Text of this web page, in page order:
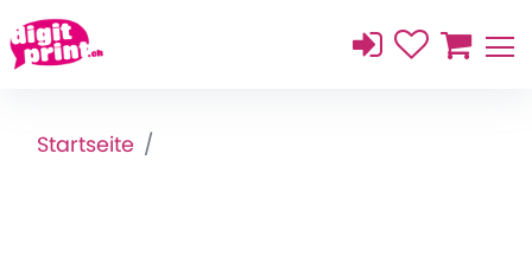
Startseite